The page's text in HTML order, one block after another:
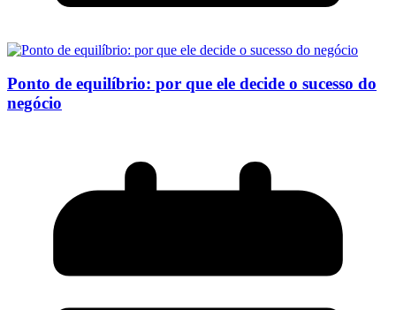
Ponto de equilíbrio: por que ele decide o sucesso do
negócio